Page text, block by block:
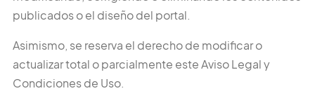
publicados o el diseño del portal.
Asimismo, se reserva el derecho de modificar o
actualizar total o parcialmente este Aviso Legal y
Condiciones de Uso.